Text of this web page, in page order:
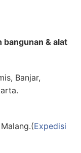
bangunan & alat
Banjar,
Expedisi